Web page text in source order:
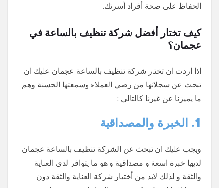
الحفاظ على صحة أفراد أسرتك.
كيف تختار أفضل شركة تنظيف بالساعة في
عجمان؟
اذا اردت ان تختار شركة تنظيف بالساعة عجمان عليك ان
تبحث عن سجلاتها من رضي العملاء وسمعتها الحسنة وهم
ما يميزنا عن غيرنا كالتالي :
1. الخبرة والمصداقية
ويجب عليك ان تبحث عن الشركة تنظيف بالساعة عجمان
لديها خبرة اسعة و مصداقية و هو ما يتوافر لدي العناية
والثقة و لذلك لابد من أختيار شركة العناية والثقة دون